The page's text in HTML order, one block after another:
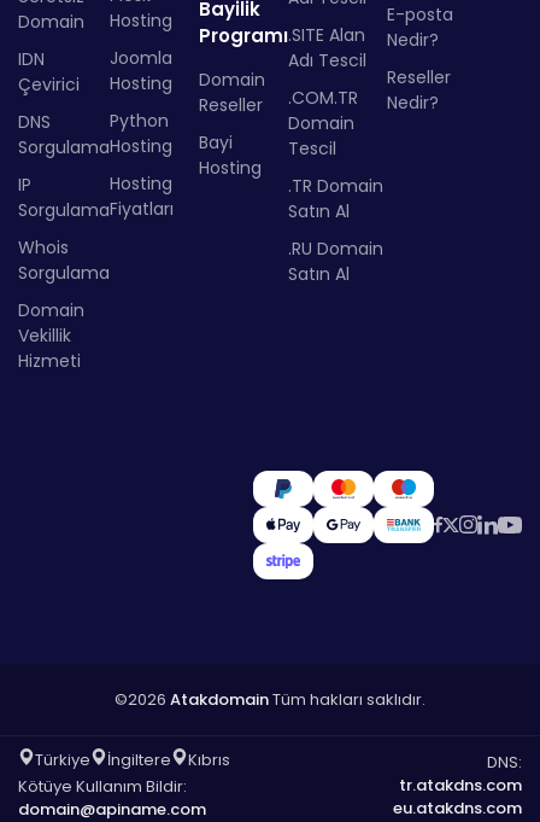
Domain
IDN
Çevirici
DNS
Sorgulama
IP
Sorgulama
Whois
Sorgulama
Domain
Vekillik
Hizmeti
Hosting
Joomla
Hosting
Python
Hosting
Hosting
Fiyatları
Bayilik
Programı
Domain
Reseller
Bayi
Hosting
.SITE Alan
Adı Tescil
.COM.TR
Domain
Tescil
.TR Domain
Satın Al
.RU Domain
Satın Al
E-posta
Nedir?
Reseller
Nedir?
©2026 AtakdomainTüm hakları saklıdır.
Türkiye İngiltere
Kıbrıs
Kötüye Kullanım Bildir:
domain@apiname.com
DNS:
tr.atakdns.com
eu.atakdns.com